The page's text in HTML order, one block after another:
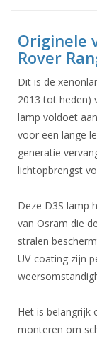
Originele
Rover
Dit is de
2013 tot heden)
lamp voldoet
voor een lange
generatie
lichtopbrengst
Deze D3S lamp
van Osram die
stralen
UV-coating zijn
Het is belangrijk
monteren om